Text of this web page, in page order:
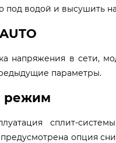
под водой и высушить
AUTO
напряжения в сети,
параметры.
режим
сплит-
опция